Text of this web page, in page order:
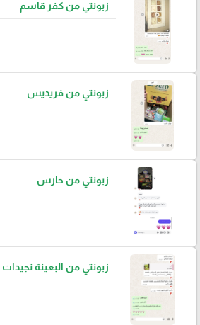
زبونتي من كفر قاسم
زبونتي من فريديس
زبونتي من حارس
زبونتي من البعينة نجيدات